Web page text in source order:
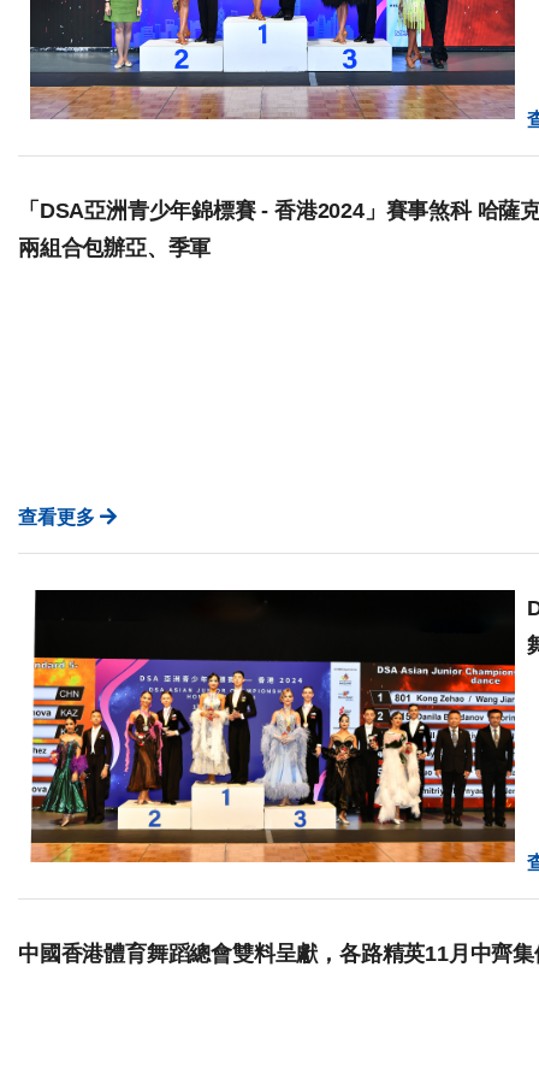
「DSA亞洲青少年錦標賽 - 香港2024」賽事煞科 哈
兩組合包辦亞、季軍
查看更多
中國香港體育舞蹈總會雙料呈獻，各路精英11月中齊